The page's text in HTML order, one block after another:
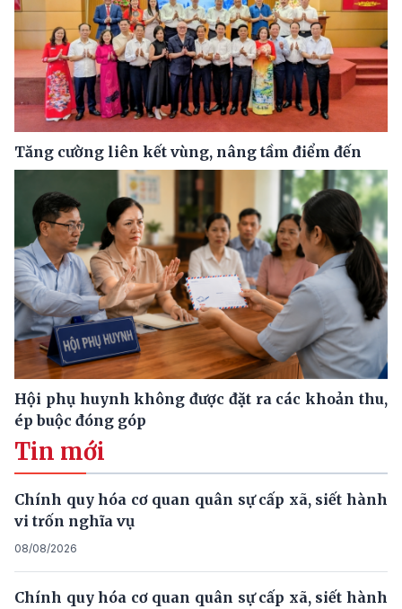
Tăng cường liên kết vùng, nâng tầm điểm đến
Hội phụ huynh không được đặt ra các khoản thu,
ép buộc đóng góp
Tin mới
Chính quy hóa cơ quan quân sự cấp xã, siết hành
vi trốn nghĩa vụ
08/08/2026
Chính quy hóa cơ quan quân sự cấp xã, siết hành